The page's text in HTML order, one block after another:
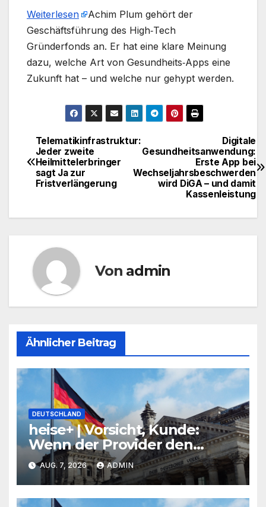
Weiterlesen
​Achim Plum gehört der
Geschäftsführung des High‑Tech
Gründerfonds an. Er hat eine klare Meinung
dazu, welche Art von Gesundheits‑Apps eine
Zukunft hat – und welche nur gehypt werden.
Beitragsnavigation
Digitale
Gesundheitsanwendung:
Erste App bei
Wechseljahrsbeschwerden
wird DiGA – und damit
Kassenleistung
Telematikinfrastruktur:
Jeder zweite
Heilmittelerbringer
sagt Ja zur
Fristverlängerung
Von admin
Ähnlicher Beitrag
DEUTSCHLAND
heise+ | Vorsicht, Kunde:
Wenn der Provider den
Router aus der Ferne falsch
konfiguriert
AUG. 7, 2026 ADMIN